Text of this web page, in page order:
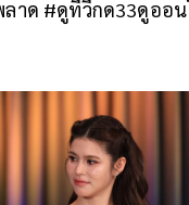
าด #ดูทีวีกด33ดูออ